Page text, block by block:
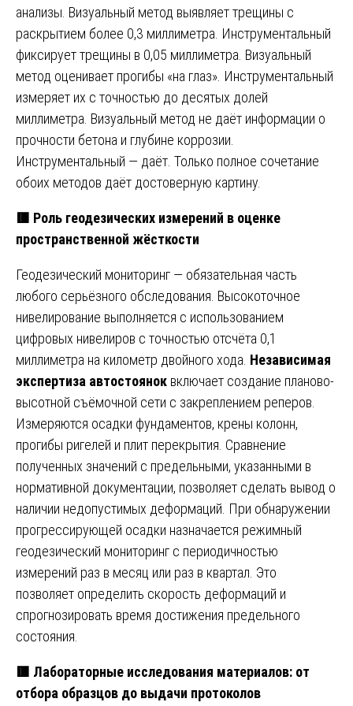
анализы. Визуальный метод выявляет трещины с
раскрытием более 0,3 миллиметра. Инструментальный
фиксирует трещины в 0,05 миллиметра. Визуальный
метод оценивает прогибы «на глаз». Инструментальный
измеряет их с точностью до десятых долей
миллиметра. Визуальный метод не даёт информации о
прочности бетона и глубине коррозии.
Инструментальный — даёт. Только полное сочетание
обоих методов даёт достоверную картину.
🟥 Роль геодезических измерений в оценке
пространственной жёсткости
Геодезический мониторинг — обязательная часть
любого серьёзного обследования. Высокоточное
нивелирование выполняется с использованием
цифровых нивелиров с точностью отсчёта 0,1
миллиметра на километр двойного хода. Независимая
экспертиза автостоянок включает создание планово-
высотной съёмочной сети с закреплением реперов.
Измеряются осадки фундаментов, крены колонн,
прогибы ригелей и плит перекрытия. Сравнение
полученных значений с предельными, указанными в
нормативной документации, позволяет сделать вывод о
наличии недопустимых деформаций. При обнаружении
прогрессирующей осадки назначается режимный
геодезический мониторинг с периодичностью
измерений раз в месяц или раз в квартал. Это
позволяет определить скорость деформаций и
спрогнозировать время достижения предельного
состояния.
🟥 Лабораторные исследования материалов: от
отбора образцов до выдачи протоколов